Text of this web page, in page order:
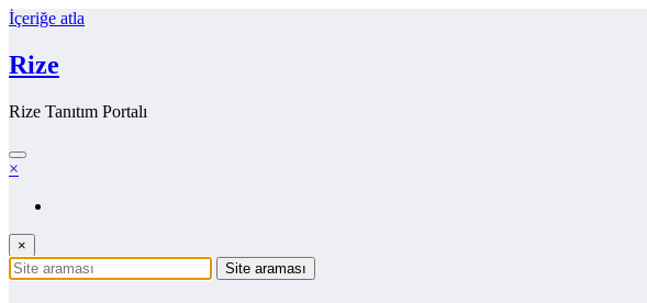
İçeriğe atla
Rize
Rize Tanıtım Portalı
×
×